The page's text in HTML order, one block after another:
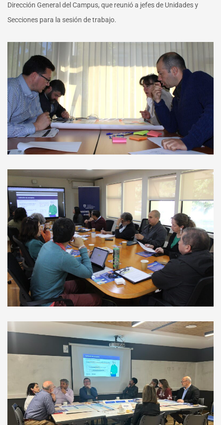
Dirección General del Campus, que reunió a jefes de Unidades y
Secciones para la sesión de trabajo.